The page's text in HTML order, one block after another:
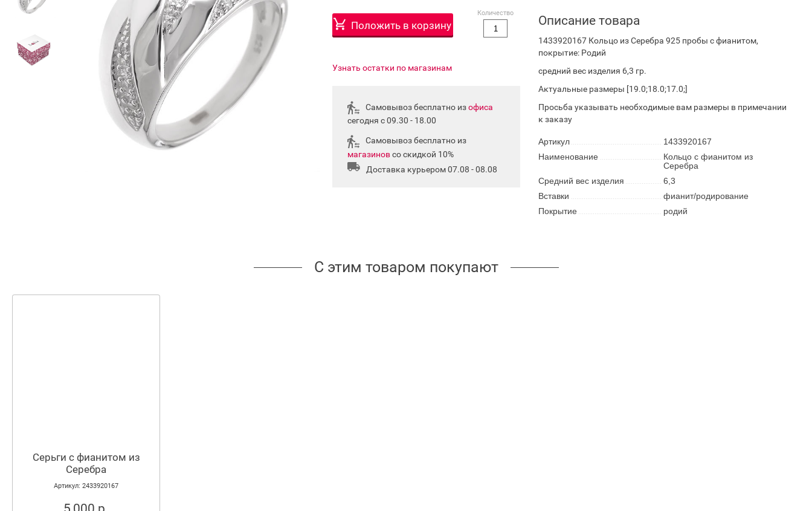
Положить в корзину
Количество
Узнать остатки по магазинам
Самовывоз бесплатно изофиса
сегодня с 09.30 - 18.00
Самовывоз бесплатно из
магазиновсо скидкой 10%
Доставка курьером 07.08 - 08.08
Описание товара
1433920167 Кольцо из Серебра 925 пробы с фианитом,
покрытие: Родий
средний вес изделия 6,3 гр.
Актуальные размеры [19.0;18.0;17.0;]
Просьба указывать необходимые вам размеры в примечании
к заказу
Артикул
1433920167
Наименование
Кольцо с фианитом из
Серебра
Средний вес изделия
6,3
Вставки
фианит/родирование
Покрытие
родий
С этим товаром покупают
Серьги с фианитом из
Серебра
Артикул: 2433920167